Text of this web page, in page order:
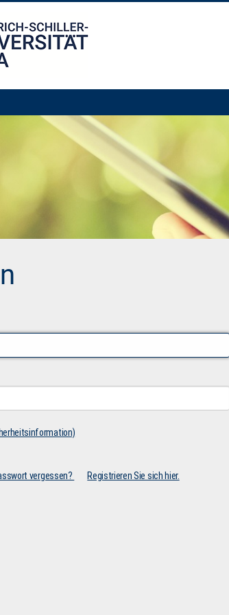
vergessen? Registrieren Sie sich hier.